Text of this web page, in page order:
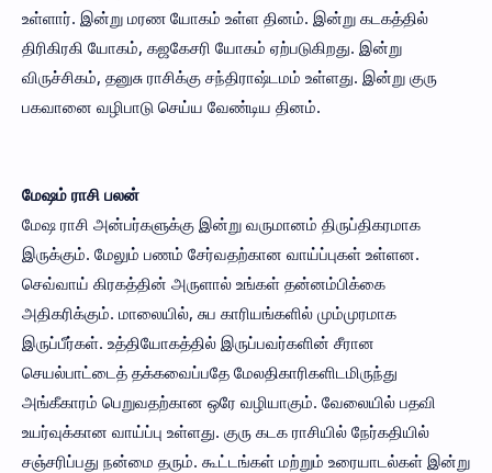
உள்ளார். இன்று மரண யோகம் உள்ள தினம். இன்று கடகத்தில்
திரிகிரகி யோகம், கஜகேசரி யோகம் ஏற்படுகிறது. இன்று
விருச்சிகம், தனுசு ராசிக்கு சந்திராஷ்டமம் உள்ளது. இன்று குரு
பகவானை வழிபாடு செய்ய வேண்டிய தினம்.
மேஷம் ராசி பலன்
மேஷ ராசி அன்பர்களுக்கு இன்று வருமானம் திருப்திகரமாக
இருக்கும். மேலும் பணம் சேர்வதற்கான வாய்ப்புகள் உள்ளன.
செவ்வாய் கிரகத்தின் அருளால் உங்கள் தன்னம்பிக்கை
அதிகரிக்கும். மாலையில், சுப காரியங்களில் மும்முரமாக
இருப்பீர்கள். உத்தியோகத்தில் இருப்பவர்களின் சீரான
செயல்பாட்டைத் தக்கவைப்பதே மேலதிகாரிகளிடமிருந்து
அங்கீகாரம் பெறுவதற்கான ஒரே வழியாகும். வேலையில் பதவி
உயர்வுக்கான வாய்ப்பு உள்ளது. குரு கடக ராசியில் நேர்கதியில்
சஞ்சரிப்பது நன்மை தரும். கூட்டங்கள் மற்றும் உரையாடல்கள் இன்று